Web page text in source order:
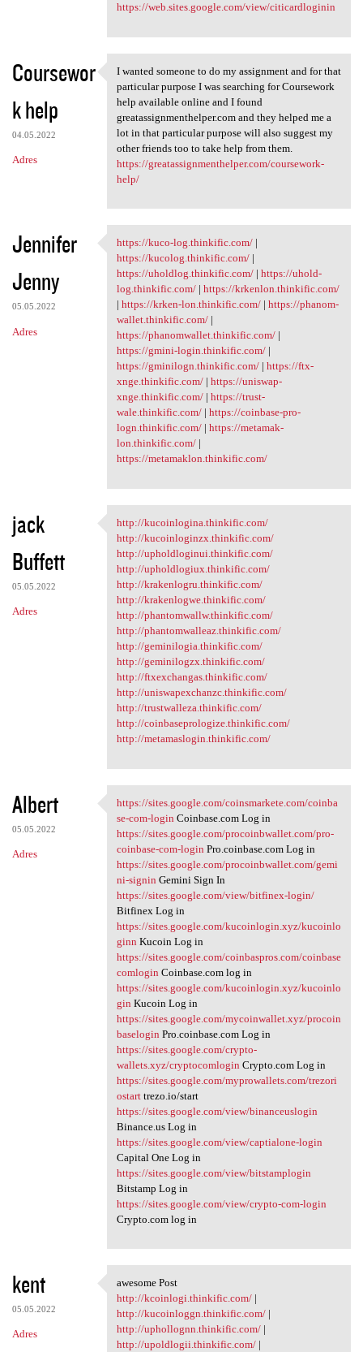
https://web.sites.google.com/view/citicardloginin
Coursewor
k help
04.05.2022
Adres
I wanted someone to do my
I wanted someone to do my assignment and for that
particular purpose I was searching for Coursework
help available online and I found
greatassignmenthelper.com and they helped me a
lot in that particular purpose will also suggest my
other friends too to take help from them.
https://greatassignmenthelper.com/coursework-
help/
Jennifer
Jenny
05.05.2022
Adres
https://kuco-log.thinkific
https://kuco-log.thinkific.com/|
https://kucolog.thinkific.com/|
https://uholdlog.thinkific.com/| https://uhold-
log.thinkific.com/| https://krkenlon.thinkific.com/
| https://krken-lon.thinkific.com/| https://phanom-
wallet.thinkific.com/|
https://phanomwallet.thinkific.com/|
https://gmini-login.thinkific.com/|
https://gminilogn.thinkific.com/| https://ftx-
xnge.thinkific.com/| https://uniswap-
xnge.thinkific.com/| https://trust-
wale.thinkific.com/| https://coinbase-pro-
logn.thinkific.com/| https://metamak-
lon.thinkific.com/|
https://metamaklon.thinkific.com/
jack
Buffett
05.05.2022
Adres
http://kucoinlogina.thinkific
http://kucoinlogina.thinkific.com/
http://kucoinloginzx.thinkific.com/
http://upholdloginui.thinkific.com/
http://upholdlogiux.thinkific.com/
http://krakenlogru.thinkific.com/
http://krakenlogwe.thinkific.com/
http://phantomwallw.thinkific.com/
http://phantomwalleaz.thinkific.com/
http://geminilogia.thinkific.com/
http://geminilogzx.thinkific.com/
http://ftxexchangas.thinkific.com/
http://uniswapexchanzc.thinkific.com/
http://trustwalleza.thinkific.com/
http://coinbaseprologize.thinkific.com/
http://metamaslogin.thinkific.com/
Albert
05.05.2022
Adres
https://sites.google.com
https://sites.google.com/coinsmarkete.com/coinba
se-com-login Coinbase.com Log in
https://sites.google.com/procoinbwallet.com/pro-
coinbase-com-login Pro.coinbase.com Log in
https://sites.google.com/procoinbwallet.com/gemi
ni-signin Gemini Sign In
https://sites.google.com/view/bitfinex-login/
Bitfinex Log in
https://sites.google.com/kucoinlogin.xyz/kucoinlo
ginn Kucoin Log in
https://sites.google.com/coinbaspros.com/coinbase
comlogin Coinbase.com log in
https://sites.google.com/kucoinlogin.xyz/kucoinlo
gin Kucoin Log in
https://sites.google.com/mycoinwallet.xyz/procoin
baselogin Pro.coinbase.com Log in
https://sites.google.com/crypto-
wallets.xyz/cryptocomlogin Crypto.com Log in
https://sites.google.com/myprowallets.com/trezori
ostarttrezo.io/start
https://sites.google.com/view/binanceuslogin
Binance.us Log in
https://sites.google.com/view/captialone-login
Capital One Log in
https://sites.google.com/view/bitstamplogin
Bitstamp Log in
https://sites.google.com/view/crypto-com-login
Crypto.com log in
kent
05.05.2022
Adres
awesome Post
awesome Post
http://kcoinlogi.thinkific.com/|
http://kucoinloggn.thinkific.com/|
http://uphollognn.thinkific.com/|
http://upoldlogii.thinkific.com/|